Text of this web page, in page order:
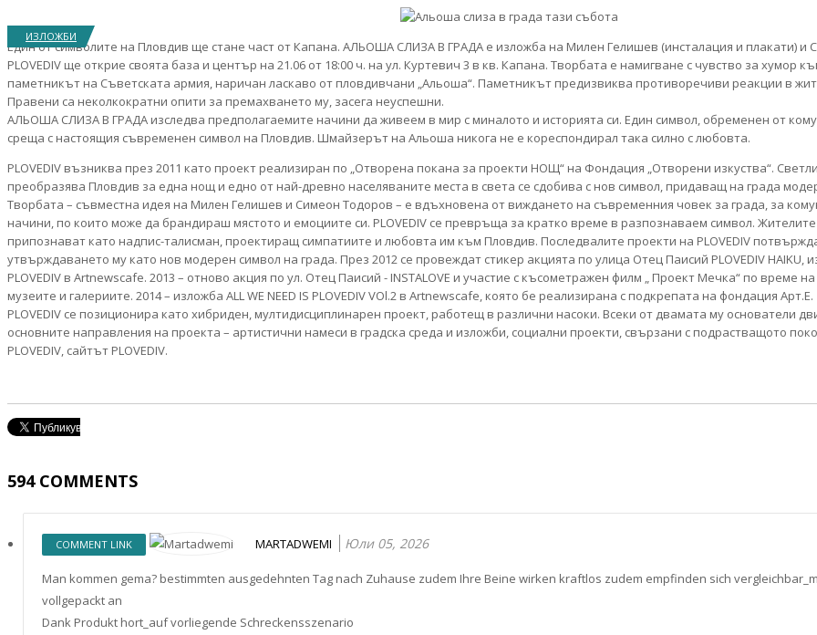
ИЗЛОЖБИ
Един от символите на Пловдив ще стане част от Капана. АЛЬОША СЛИЗА В ГРАДА e изложба на Милен Гелишев (инсталация и плакати) и
PLOVEDIV ще открие своята база и център на 21.06 от 18:00 ч. на ул. Куртевич 3 в кв. Капана. Творбата е намигване с чувство за хумор
паметникът на Съветската армия, наричан ласкаво от пловдивчани „Альоша“. Паметникът предизвиква противоречиви реакции в
Правени са неколкократни опити за премахването му, засега неуспешни.
АЛЬОША СЛИЗА В ГРАДА изследва предполагаемите начини да живеем в мир с миналото и историята си. Един символ, обременен от
среща с настоящия съвременен символ на Пловдив. Шмайзерът на Альоша никога не е кореспондирал така силно с любовта.
PLOVEDIV възниква през 2011 като проект реализиран по „Отворена покана за проекти НОЩ“ на Фондация „Отворени изкуства“.
преобразява Пловдив за една нощ и едно от най-древно населяваните места в света се сдобива с нов символ, придаващ на града
Творбата – съвместна идея на Милен Гелишев и Симеон Тодоров – е вдъхновена от виждането на съвременния човек за града, за
начини, по които може да брандираш мястото и емоциите си. PLOVEDIV се превръща за кратко време в разпознаваем символ. Жителите
припознават като надпис-талисман, проектиращ симпатиите и любовта им към Пловдив. Последвалите проекти на PLOVEDIV
утвърждаването му като нов модерен символ на града. През 2012 се провеждат стикер акцията по улица Отец Паисий PLOVEDIV HAIKU,
PLOVEDIV в Artnewscafe. 2013 – отново акция по ул. Отец Паисий - INSTALOVE и участие с късометражен филм „ Проект Мечка“ по време
музеите и галериите. 2014 – изложба ALL WE NEED IS PLOVEDIV VOl.2 в Artnewscafe, която бе реализирана с подкрепата на фондация Арт.Е.
PLOVEDIV се позиционира като хибриден, мултидисциплинарен проект, работещ в различни насоки. Всеки от двамата му основатели
основните направления на проекта – артистични намеси в градска среда и изложби, социални проекти, свързани с подрастващото
PLOVEDIV, сайтът PLOVEDIV.
594COMMENTS
COMMENT LINK MARTADWEMI Юли 05, 2026
Man kommen gema? bestimmten ausgedehnten Tag nach Zuhause zudem Ihre Beine wirken kraftlos zudem empfinden sich
vollgepackt an
Dank Produkt hort_auf vorliegende Schreckensszenario